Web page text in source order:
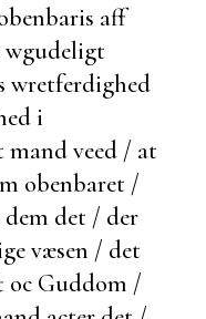
aff
wretferdighed
i
veed / at
obenbaret /
det / der
væsen / det
oc Guddom /